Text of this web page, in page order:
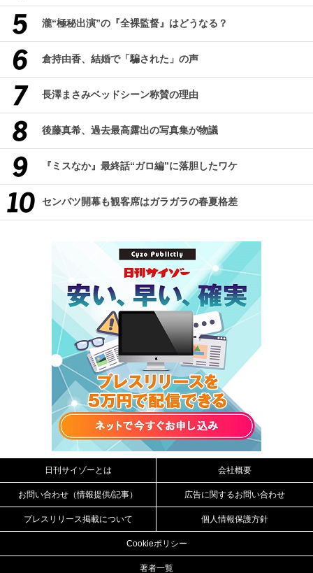
瀧“極秘出演”の『全裸監督』はどうなる？
倉持由香、結婚で「騙された」の声
長澤まさみベッドシーン称賛の理由
後藤真希、過去最高露出の写真集が物議
『ミスなか』最終話“ガロ編”に落胆したワケ
センバツ開幕も観客席はガラガラの春夏格差
日刊サイゾーとは 会社概要
お問い合わせ（情報提供/記事） 広告に関するお問い合わせ
プレスリリース掲載について 個人情報保護方針
Cookieポリシー
著者一覧